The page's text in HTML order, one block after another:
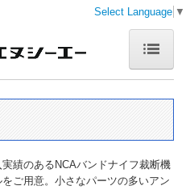
Select Language ▼
績のあるNCAバンドナイフ裁断機
ご用意。小さなパーツの多いアン